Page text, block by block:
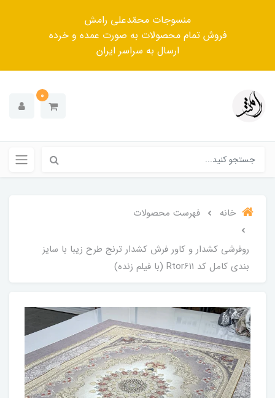
منسوجات محمّدعلی رامش
فروش تمام محصولات به صورت عمده و خرده
ارسال به سراسر ایران
0
خانه فهرست محصولات
روفرشی کشدار و کاور فرش کشدار ترنج طرح زیبا با سایز
بندی کامل کد Rtor611 (با فیلم زنده)